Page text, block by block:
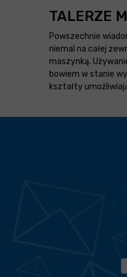
TALERZE
Powszechnie
niemal na całej
maszynką.
bowiem w stanie
kształty